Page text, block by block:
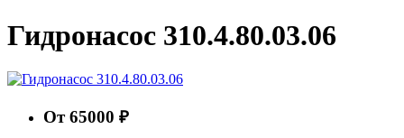
Гидронасос 310.4.80.03.06
От 65000 ₽